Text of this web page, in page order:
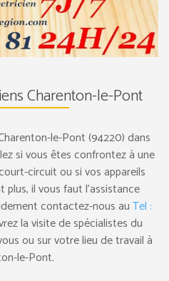
Charenton-le-Pont
le-Pont (94220) dans
si vous êtes confrontez à une
circuit ou si vos appareils
il vous faut l’assistance
contactez-nous auTel :
la visite de spécialistes du
ou sur votre lieu de travail à
le-Pont.